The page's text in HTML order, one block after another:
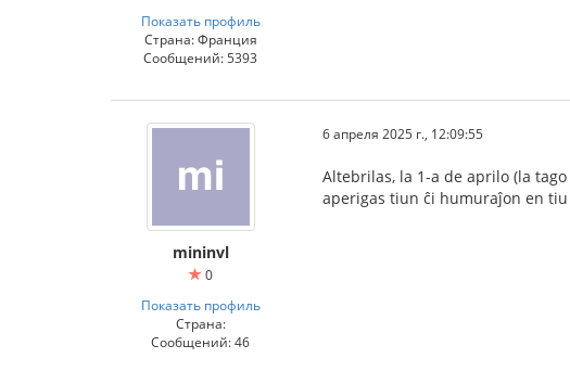
Показать профиль
Страна: Франция
Сообщений: 5393
mininvl
0
Показать профиль
Страна:
Сообщений: 46
6 апреля 2025 г., 12:09:55
Altebrilas, la 1-a de aprilo (la
aperigas tiun ĉi humuraĵon en